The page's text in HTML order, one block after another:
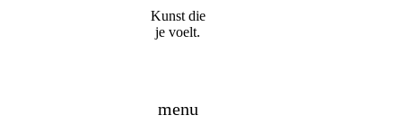
Kunst die
je voelt.
menu